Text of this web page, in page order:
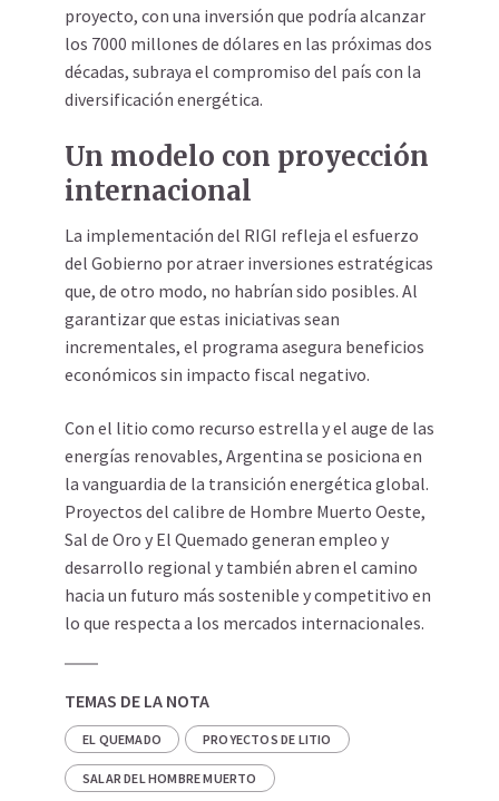
proyecto, con una inversión que podría alcanzar
los 7000 millones de dólares en las próximas dos
décadas, subraya el compromiso del país con la
diversificación energética.
Un modelo con proyección
internacional
La implementación del RIGI refleja el esfuerzo
del Gobierno por atraer inversiones estratégicas
que, de otro modo, no habrían sido posibles. Al
garantizar que estas iniciativas sean
incrementales, el programa asegura beneficios
económicos sin impacto fiscal negativo.
Con el litio como recurso estrella y el auge de las
energías renovables, Argentina se posiciona en
la vanguardia de la transición energética global.
Proyectos del calibre de Hombre Muerto Oeste,
Sal de Oro y El Quemado generan empleo y
desarrollo regional y también abren el camino
hacia un futuro más sostenible y competitivo en
lo que respecta a los mercados internacionales.
TEMAS DE LA NOTA
EL QUEMADO PROYECTOS DE LITIO
SALAR DEL HOMBRE MUERTO